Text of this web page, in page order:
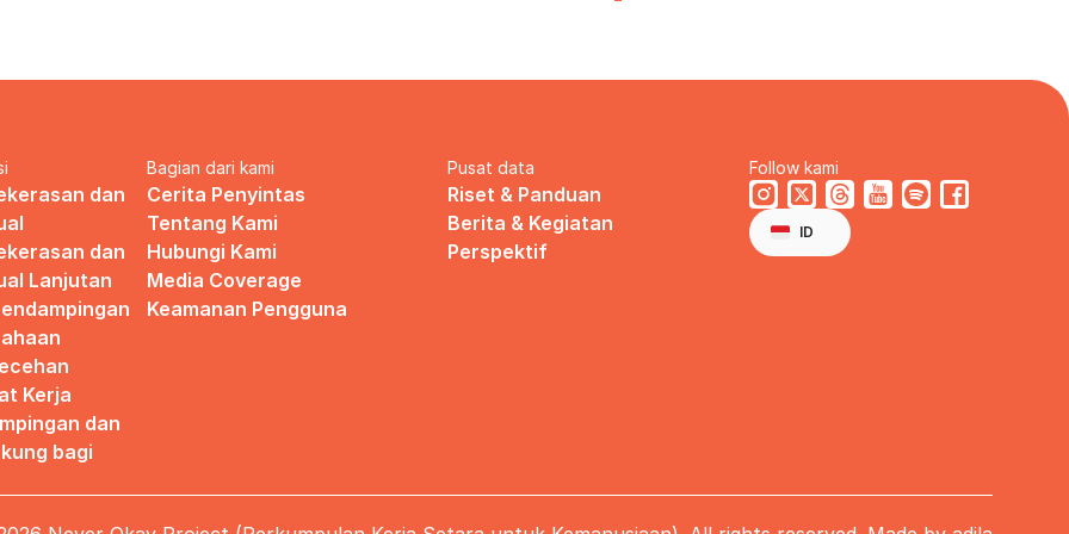
dan
dan
Lanjutan
Kerja
dan
bagi
Bagian dari kami
Cerita Penyintas
Tentang Kami
Hubungi Kami
Media Coverage
Keamanan Pengguna
Pusat data
Riset & Panduan
Berita & Kegiatan
Perspektif
Follow kami
Select Language
ID